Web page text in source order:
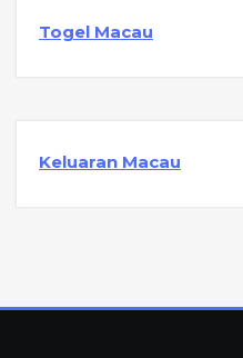
Togel Macau
Keluaran Macau